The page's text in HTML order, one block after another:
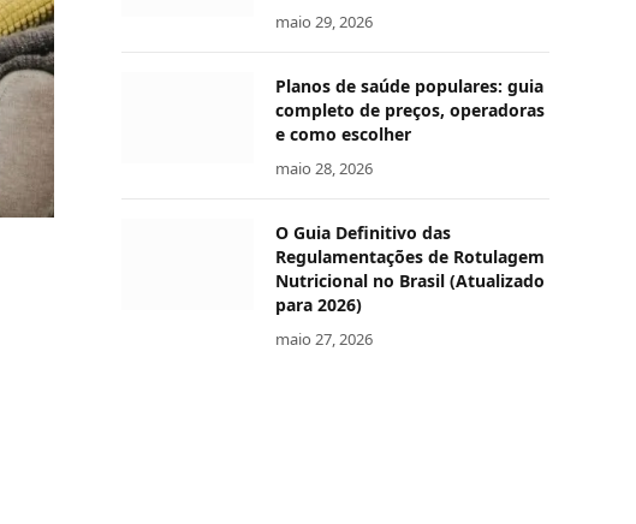
maio 29, 2026
Planos de saúde populares: guia
completo de preços, operadoras
e como escolher
maio 28, 2026
O Guia Definitivo das
Regulamentações de Rotulagem
Nutricional no Brasil (Atualizado
para 2026)
maio 27, 2026